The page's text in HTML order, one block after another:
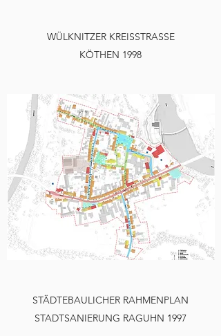
WÜLKNITZER KREISSTRASSE
KÖTHEN 1998
STÄDTEBAULICHER RAHMENPLAN
STADTSANIERUNG RAGUHN 1997